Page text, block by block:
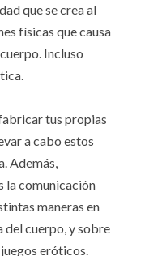
que se crea al
físicas que causa
Incluso
tus propias
a cabo estos
Además,
la comunicación
maneras en
del cuerpo, y sobre
eróticos.